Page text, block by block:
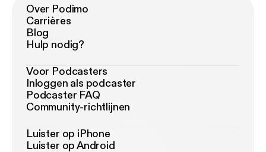
Over Podimo
Carrières
Blog
Hulp nodig?
Voor Podcasters
Inloggen als podcaster
Podcaster FAQ
Community-richtlijnen
Luister op iPhone
Luister op Android